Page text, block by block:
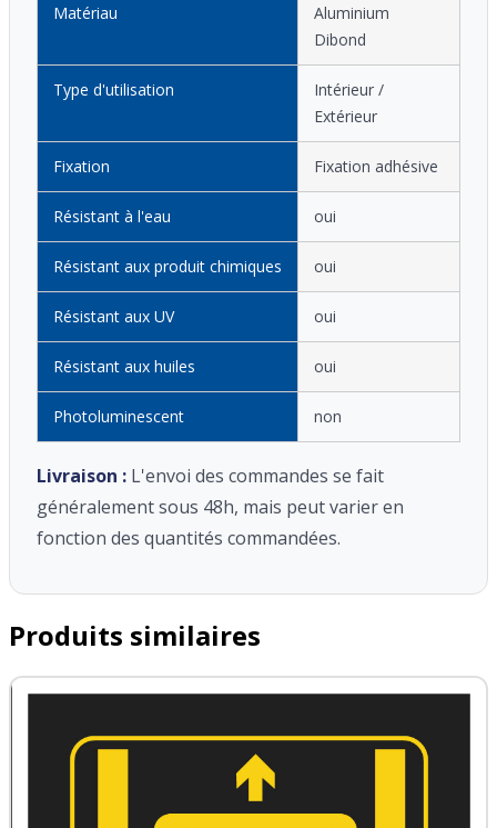
Matériau
Aluminium
Dibond
Type d'utilisation
Intérieur /
Extérieur
Fixation Fixation adhésive
Résistant à l'eau oui
Résistant aux produit chimiques oui
Résistant aux UV oui
Résistant aux huiles oui
Photoluminescent non
Livraison : L'envoi des commandes se fait
généralement sous 48h, mais peut varier en
fonction des quantités commandées.
Produits similaires